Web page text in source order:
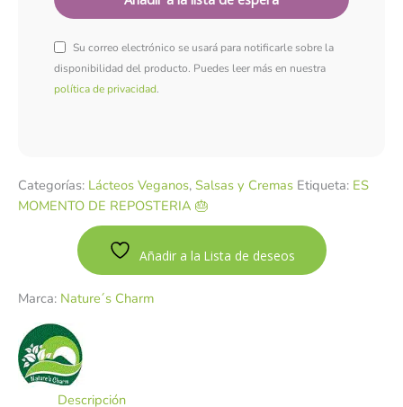
Su correo electrónico se usará para notificarle sobre la
disponibilidad del producto. Puedes leer más en nuestra
política de privacidad.
Categorías: Lácteos Veganos, Salsas y Cremas Etiqueta: ES
MOMENTO DE REPOSTERIA 🎂
Añadir a la Lista de deseos
Marca: Nature´s Charm
Descripción